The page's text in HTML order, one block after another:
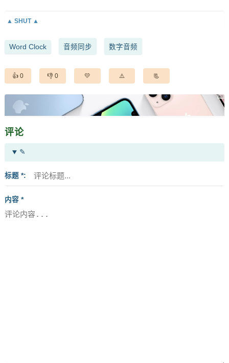
Word Clock 音频同步 数字音频
0 0
评论
✎
标题 *
内容 *